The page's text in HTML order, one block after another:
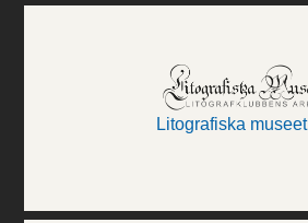
Litografiska museet